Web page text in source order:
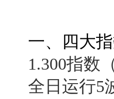
一、四大
1.300指数
全日运行5